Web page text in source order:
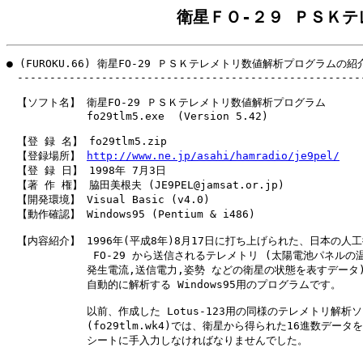
衛星ＦＯ-２９ ＰＳＫテ
● (FUROKU.66) 衛星FO-29 ＰＳＫテレメトリ数値解析プログラムの紹
【ソフト名】 衛星FO-29 ＰＳＫテレメトリ数値解析プログラム
fo29tlm5.exe  (Version 5.42)
【登 録 名】 fo29tlm5.zip
【登録場所】
http://www.ne.jp/asahi/hamradio/je9pel/
【登 録 日】 1998年 7月3日
【著 作 権】 脇田美根夫 (JE9PEL@jamsat.or.jp)
【開発環境】 Visual Basic (v4.0)
【動作確認】 Windows95 (Pentium & i486)
【内容紹介】 1996年(平成8年)8月17日に打ち上げられた、日本の人
FO-29 から送信されるテレメトリ (太陽電池パネルの
発生電流,送信電力,姿勢 などの衛星の状態を表すデータ
自動的に解析する Windows95用のプログラムです。
以前、作成した Lotus-123用の同様のテレメトリ解析ソ
(fo29tlm.wk4)では、衛星から得られた16進数データを
シートに手入力しなければなりませんでした。